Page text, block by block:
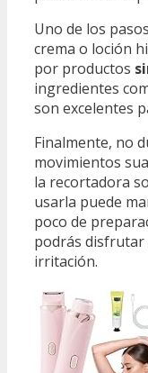
Uno de los
crema o loción
por productos
ingredientes
son excelentes
Finalmente, no
movimientos
la recortadora
usarla puede
poco de
podrás disfrutar
irritación.